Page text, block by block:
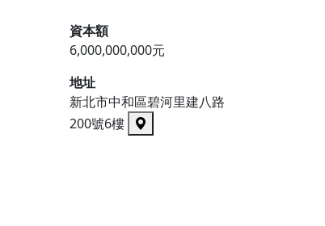
資本額
6,000,000,000元
地址
新北市中和區碧河里建八路
200號6樓